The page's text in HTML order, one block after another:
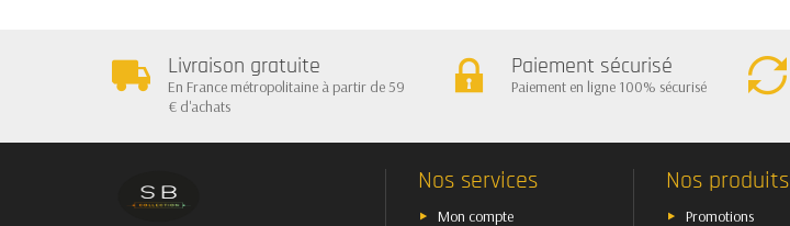
Livraison gratuite
En France métropolitaine à partir de 59
€ d'achats
Paiement sécurisé
Paiement en ligne 100% sécurisé
Nos services
Mon compte
Nos produits
Promotions